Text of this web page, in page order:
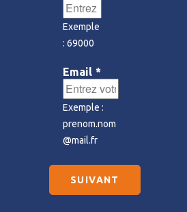
Exemple
: 69000
Email *
Exemple :
prenom.nom
@mail.fr